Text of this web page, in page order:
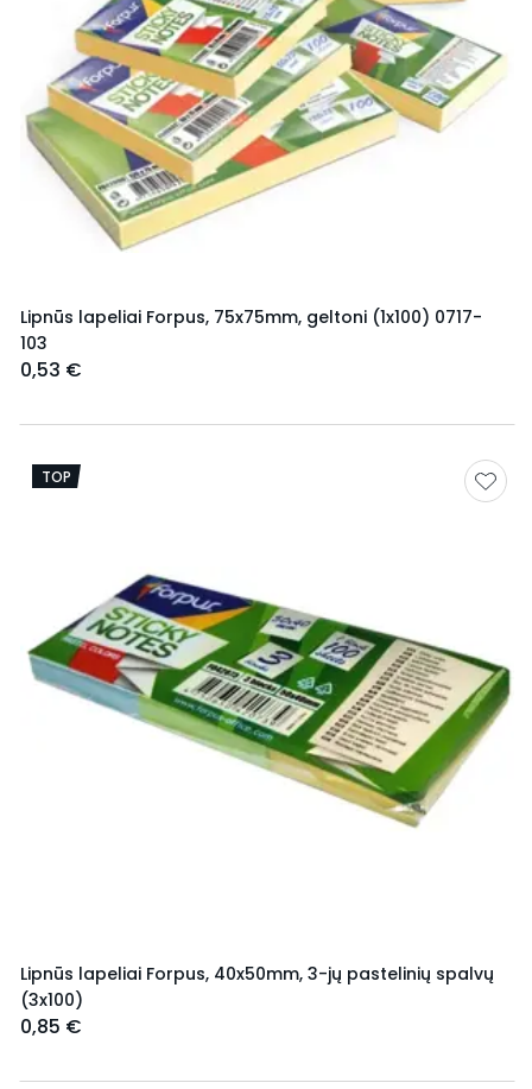
Lipnūs lapeliai Forpus, 75x75mm, geltoni (1x100) 0717-
103
0,53 €
TOP
Lipnūs lapeliai Forpus, 40x50mm, 3-jų pastelinių spalvų
(3x100)
0,85 €